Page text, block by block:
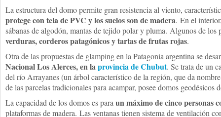
La estructura del domo permite gran resistencia al viento,
protege con tela de PVC y los suelos son de madera. En el
sábanas de algodón, mantas de tejido polar y pluma. Algunos de los
verduras, corderos patagónicos y tartas de frutas rojas.
Otra de las propuestas de glamping en la Patagonia argentina se
Nacional Los Alerces, en laprovincia de Chubut. Se trata de un
del río Arrayanes (un árbol característico de la región, que da
de las parcelas tradicionales para acampar, posee domos geodésicos
La capacidad de los domos es para un máximo de cinco personas
plataformas de madera. Las ventanas tienen sistema de ventilación